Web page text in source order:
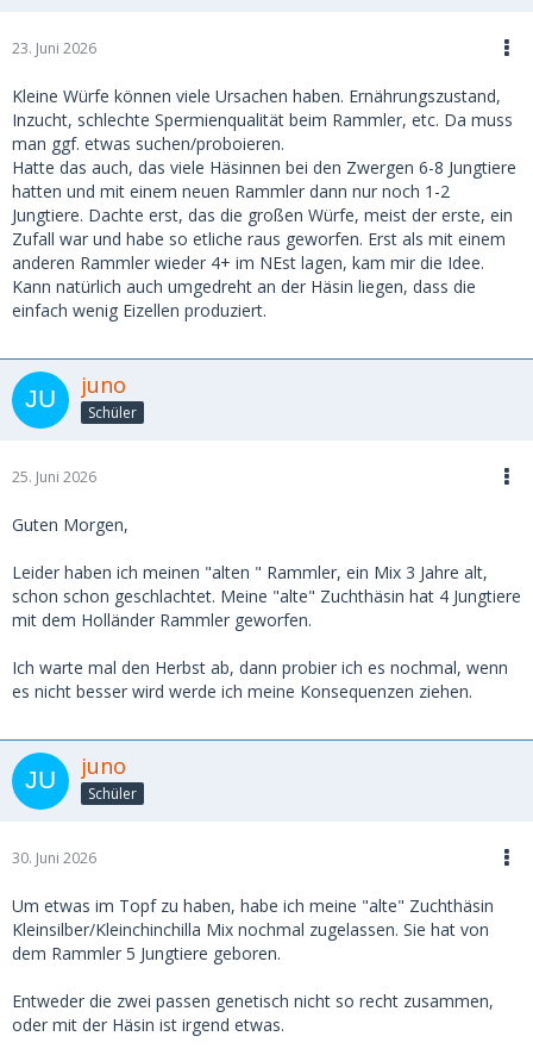
23. Juni 2026
Kleine Würfe können viele Ursachen haben. Ernährungszustand,
Inzucht, schlechte Spermienqualität beim Rammler, etc. Da muss
man ggf. etwas suchen/proboieren.
Hatte das auch, das viele Häsinnen bei den Zwergen 6-8 Jungtiere
hatten und mit einem neuen Rammler dann nur noch 1-2
Jungtiere. Dachte erst, das die großen Würfe, meist der erste, ein
Zufall war und habe so etliche raus geworfen. Erst als mit einem
anderen Rammler wieder 4+ im NEst lagen, kam mir die Idee.
Kann natürlich auch umgedreht an der Häsin liegen, dass die
einfach wenig Eizellen produziert.
juno
Schüler
25. Juni 2026
Guten Morgen,
Leider haben ich meinen "alten " Rammler, ein Mix 3 Jahre alt,
schon schon geschlachtet. Meine "alte" Zuchthäsin hat 4 Jungtiere
mit dem Holländer Rammler geworfen.
Ich warte mal den Herbst ab, dann probier ich es nochmal, wenn
es nicht besser wird werde ich meine Konsequenzen ziehen.
juno
Schüler
30. Juni 2026
Um etwas im Topf zu haben, habe ich meine "alte" Zuchthäsin
Kleinsilber/Kleinchinchilla Mix nochmal zugelassen. Sie hat von
dem Rammler 5 Jungtiere geboren.
Entweder die zwei passen genetisch nicht so recht zusammen,
oder mit der Häsin ist irgend etwas.